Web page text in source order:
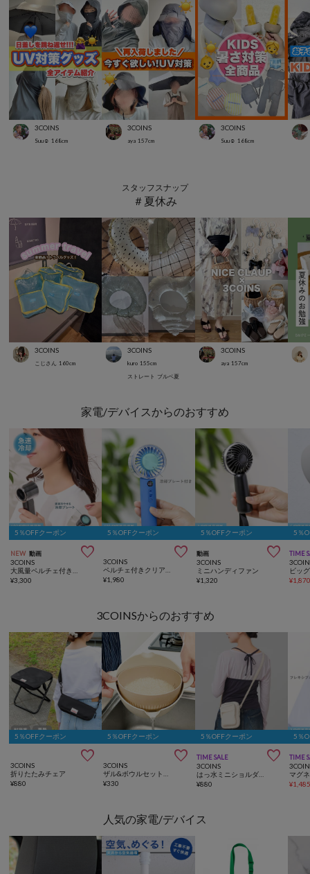
3COINS
Suu☺︎ 168cm
3COINS
aya 157cm
3COINS
Suu☺︎ 168cm
スタッフスナップ
＃夏休み
3COINS
こじさん 160cm
3COINS
kuro 155cm
ストレート ブルベ夏
3COINS
aya 157cm
家電/デバイスからのおすすめ
5％OFFクーポン
NEW 動画 
3COINS
¥3,300
5％OFFクーポン

3COINS
¥1,980
5％OFFクーポン
動画 
3COINS
ミニハンディファン
¥1,320
5％
TIME
ビッ
¥
3COINSからのおすすめ
5％OFFクーポン

3COINS
折りたたみチェア
¥880
5％OFFクーポン

3COINS
¥330
5％OFFクーポン
TIME SALE 
3COINS
はっ水ミニショルダーバッグ
¥880
5％
TIME
¥
人気の家電/デバイス